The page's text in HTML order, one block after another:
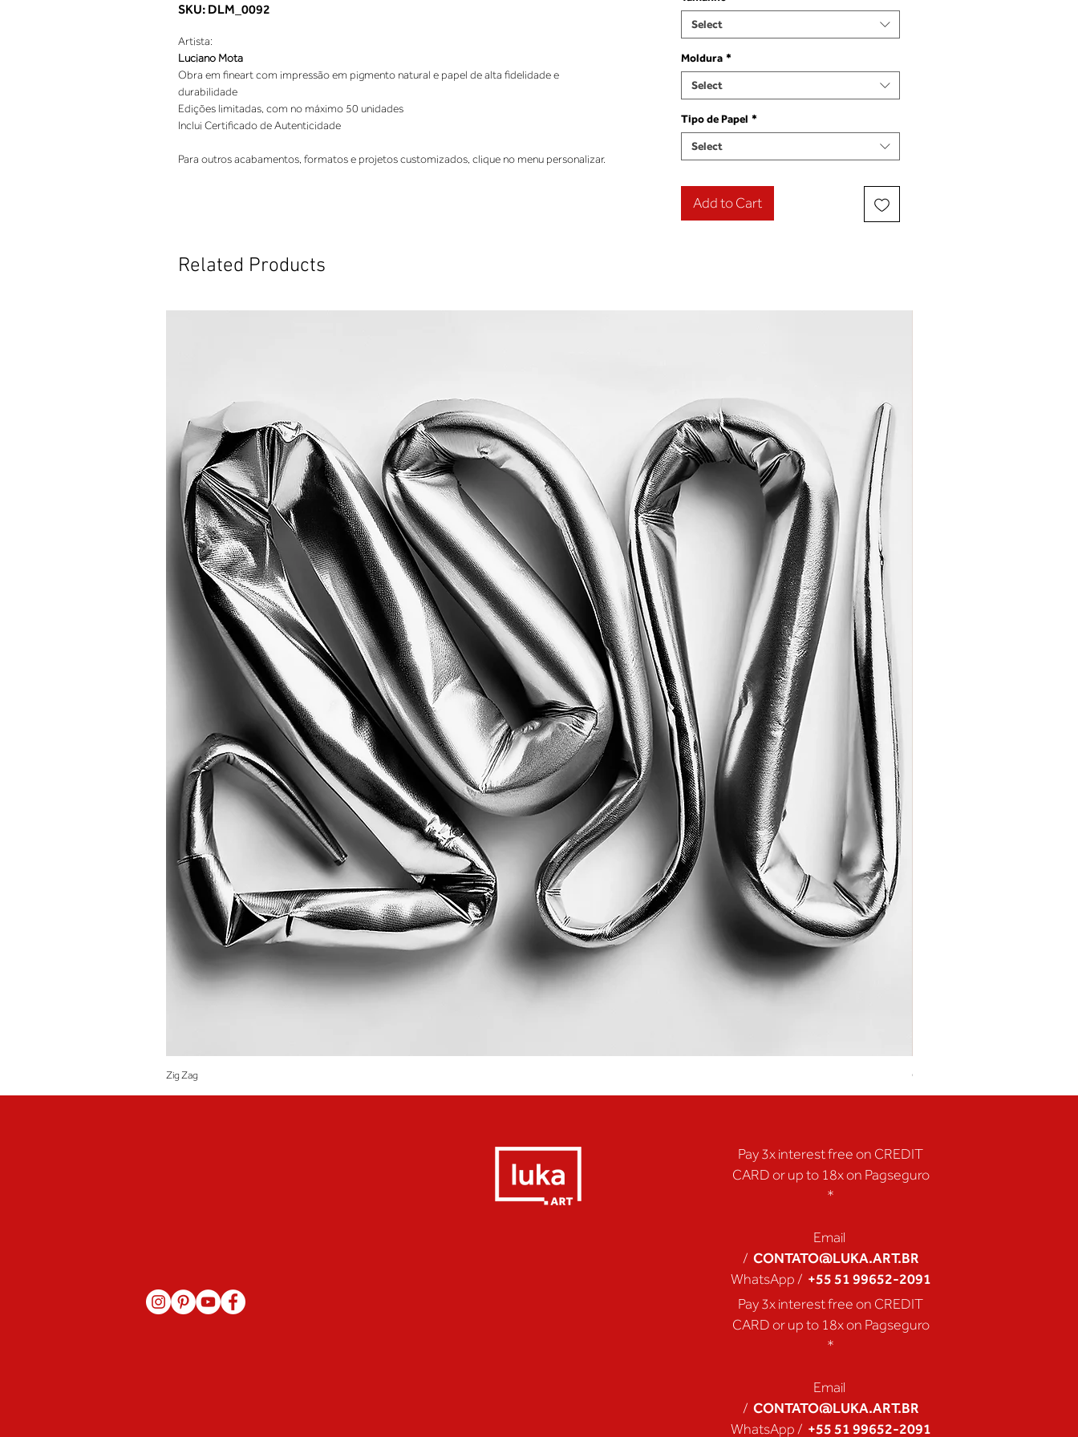
SKU: DLM_0092
Artista:
Luciano Mota
Obra em fineart com impressão em pigmento natural e papel de alta fidelidade e
durabilidade
Edições limitadas, com no máximo 50 unidades
Inclui Certificado de Autenticidade
Para outros acabamentos, formatos e projetos customizados, clique no menu personalizar.
Select
Moldura *
Select
Tipo de Papel *
Select
Add to Cart
Related Products
Zig Zag Coração de Artista
Pay 3x interest free on CREDIT
CARD or up to 18x on Pagseguro
*
Email
/ CONTATO@LUKA.ART.BR
WhatsApp / +55 51 99652-2091
Pay 3x interest free on CREDIT
CARD or up to 18x on Pagseguro
*
Email
/ CONTATO@LUKA.ART.BR
WhatsApp / +55 51 99652-2091